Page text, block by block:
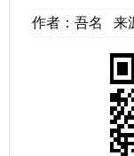
作者：吾名 来